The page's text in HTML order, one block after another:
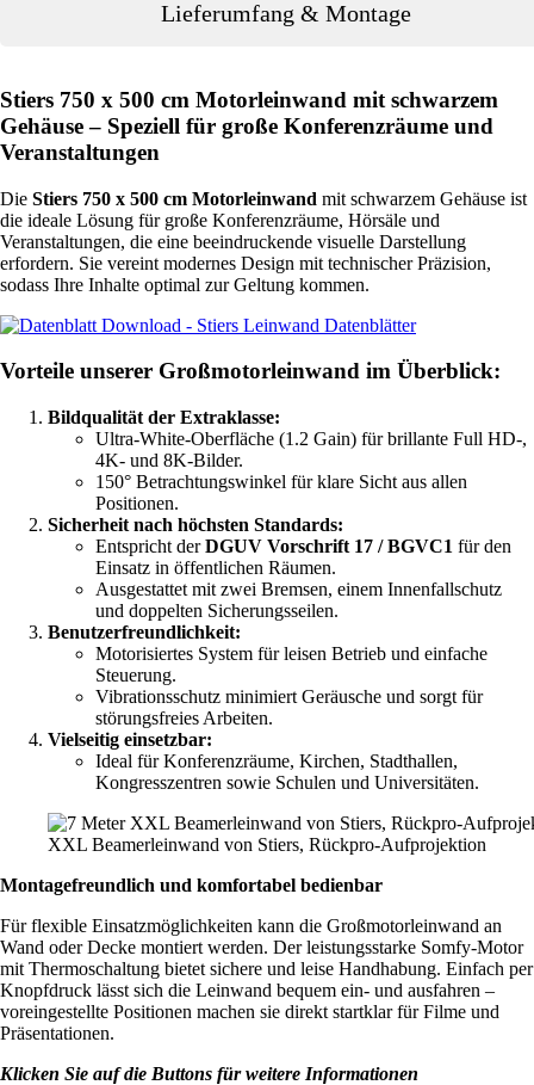
Lieferumfang & Montage
Stiers 750 x 500 cm Motorleinwand mit schwarzem
Gehäuse – Speziell für große Konferenzräume und
Veranstaltungen
Die Stiers 750 x 500 cm Motorleinwand mit schwarzem Gehäuse ist
die ideale Lösung für große Konferenzräume, Hörsäle und
Veranstaltungen, die eine beeindruckende visuelle Darstellung
erfordern. Sie vereint modernes Design mit technischer Präzision,
sodass Ihre Inhalte optimal zur Geltung kommen.
Vorteile unserer Großmotorleinwand im Überblick:
Bildqualität der Extraklasse:
Ultra-White-Oberfläche (1.2 Gain) für brillante Full HD-,
4K- und 8K-Bilder.
150° Betrachtungswinkel für klare Sicht aus allen
Positionen.
Sicherheit nach höchsten Standards:
Entspricht derDGUV Vorschrift 17 / BGVC1 für den
Einsatz in öffentlichen Räumen.
Ausgestattet mit zwei Bremsen, einem Innenfallschutz
und doppelten Sicherungsseilen.
Benutzerfreundlichkeit:
Motorisiertes System für leisen Betrieb und einfache
Steuerung.
Vibrationsschutz minimiert Geräusche und sorgt für
störungsfreies Arbeiten.
Vielseitig einsetzbar:
Ideal für Konferenzräume, Kirchen, Stadthallen,
Kongresszentren sowie Schulen und Universitäten.
XXL Beamerleinwand von Stiers, Rückpro-Aufprojektion
Montagefreundlich und komfortabel bedienbar
Für flexible Einsatzmöglichkeiten kann die Großmotorleinwand an
Wand oder Decke montiert werden. Der leistungsstarke Somfy-Motor
mit Thermoschaltung bietet sichere und leise Handhabung. Einfach per
Knopfdruck lässt sich die Leinwand bequem ein- und ausfahren –
voreingestellte Positionen machen sie direkt startklar für Filme und
Präsentationen.
Klicken Sie auf die Buttons für weitere Informationen